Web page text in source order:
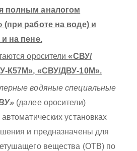
полным аналогом
(при работе на воде) и
на пене.
оросители«СВУ/
К57М», «СВУ/ДВУ-10М».
водяные специальные
(далее оросители)
установках
и предназначены для
вещества (ОТВ) по